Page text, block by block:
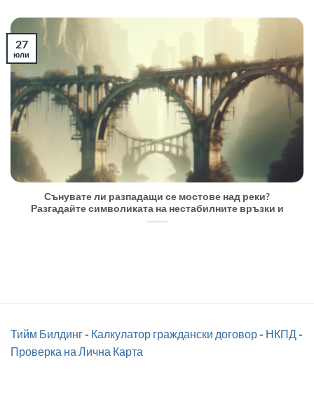
Сънувате ли разпадащи се мостове над реки?
Разгадайте символиката на нестабилните връзки и
27
юли
Тийм Билдинг- Калкулатор граждански договор- НКПД-
Проверка на Лична Карта